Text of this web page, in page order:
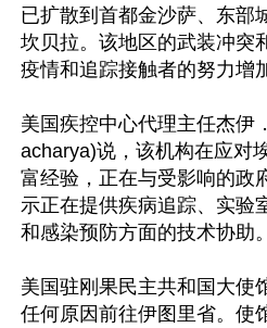
已扩散到首都金沙萨、东部
坎贝拉。该地区的武装冲突
疫情和追踪接触者的努力增
美国疾控中心代理主任杰伊
acharya)说，该机构在应对
富经验，正在与受影响的政
示正在提供疾病追踪、实验
和感染预防方面的技术协助。
美国驻刚果民主共和国大使
任何原因前往伊图里省。使